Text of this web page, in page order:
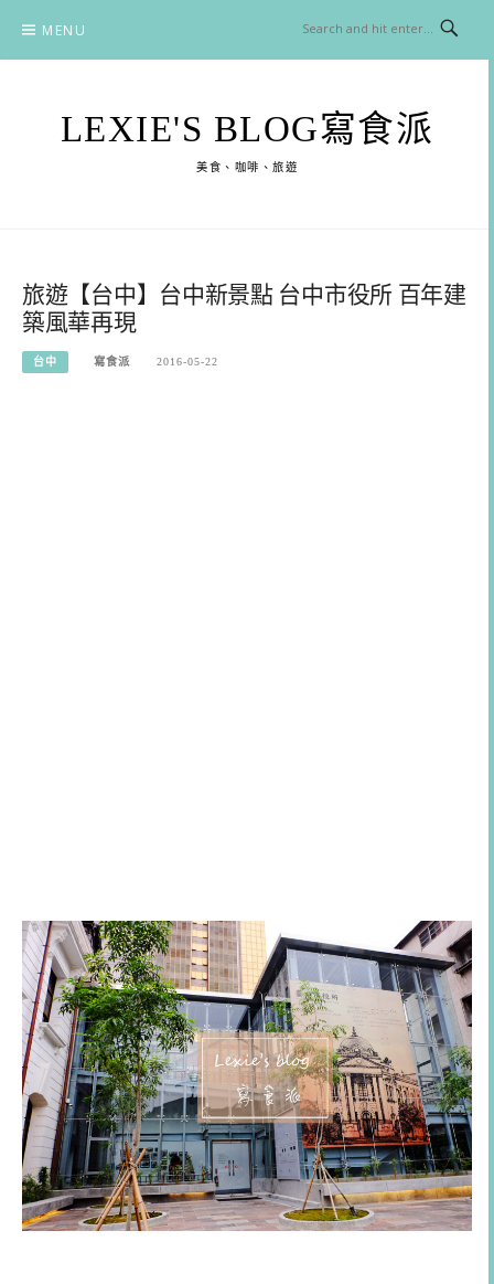
content
MENU
LEXIE'S BLOG寫食派
美食、咖啡、旅遊
旅遊【台中】台中新景點 台中市役所 百年建
築風華再現
台中 寫食派 2016-05-22